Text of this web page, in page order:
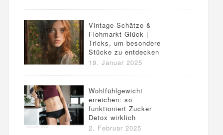
Vintage-Schätze &
Flohmarkt-Glück |
Tricks, um besondere
Stücke zu entdecken
19. Januar 2025
Wohlfühlgewicht
erreichen: so
funktioniert Zucker
Detox wirklich
2. Februar 2025